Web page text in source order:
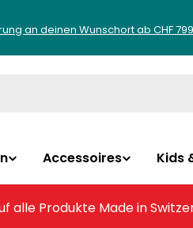
an deinen Wunschort ab CHF
Accessoires Kids
alle Produkte Made in